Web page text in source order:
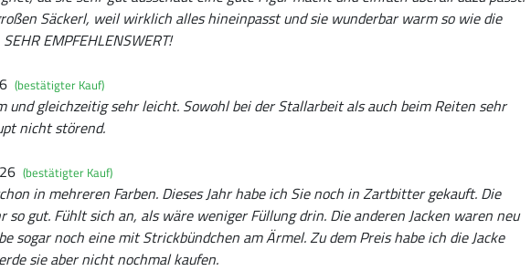
Säckerl, weil wirklich alles hineinpasst und sie wunderbar warm so wie die
EMPFEHLENSWERT!
(bestätigter Kauf)
und gleichzeitig sehr leicht. Sowohl bei der Stallarbeit als auch beim Reiten sehr
nicht störend.
(bestätigter Kauf)
in mehreren Farben. Dieses Jahr habe ich Sie noch in Zartbitter gekauft. Die
gut. Fühlt sich an, als wäre weniger Füllung drin. Die anderen Jacken waren neu
sogar noch eine mit Strickbündchen am Ärmel. Zu dem Preis habe ich die Jacke
sie aber nicht nochmal kaufen.